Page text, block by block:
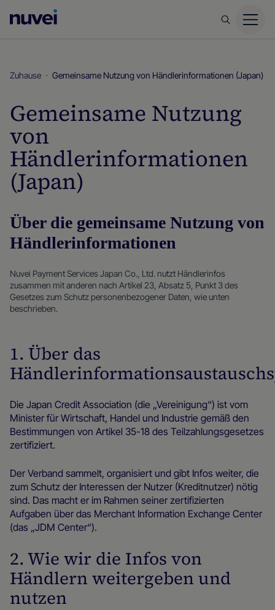
Homepage
Zuhause Gemeinsame Nutzung von Händlerinformationen (Japan)
Gemeinsame Nutzung
von
Händlerinformationen
(Japan)
Über die gemeinsame Nutzung von
Händlerinformationen
Nuvei Payment Services Japan Co., Ltd. nutzt Händlerinfos
zusammen mit anderen nach Artikel 23, Absatz 5, Punkt 3 des
Gesetzes zum Schutz personenbezogener Daten, wie unten
beschrieben.
1. Über das
Die Japan Credit Association (die „Vereinigung“) ist vom
Minister für Wirtschaft, Handel und Industrie gemäß den
Bestimmungen von Artikel 35-18 des Teilzahlungsgesetzes
zertifiziert.
Der Verband sammelt, organisiert und gibt Infos weiter, die
zum Schutz der Interessen der Nutzer (Kreditnutzer) nötig
sind. Das macht er im Rahmen seiner zertifizierten
Aufgaben über das Merchant Information Exchange Center
(das „JDM Center“).
2. Wie wir die Infos von
Händlern weitergeben und
nutzen